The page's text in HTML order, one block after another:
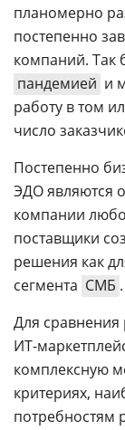
Rutube
планомерно
постепенно
компаний. Так
пандемией и
работу в том
число
Постепенно
ЭДО являются
компании
поставщики
решения как
сегмента СМБ .
Для
ИТ-
комплексную
критериях,
потребностям